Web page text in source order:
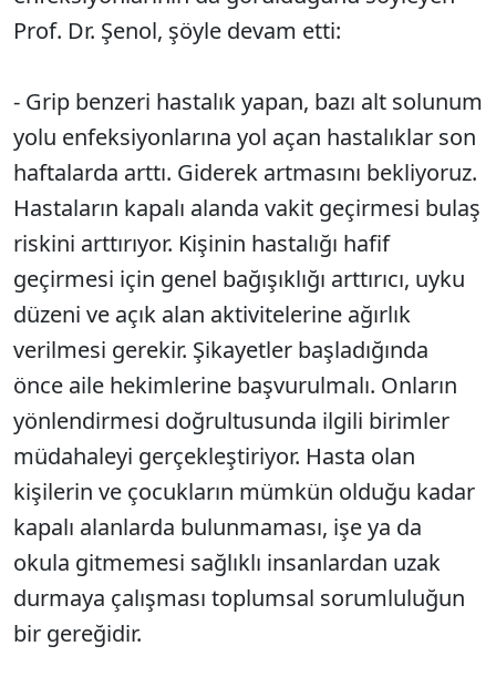
Prof. Dr. Şenol, şöyle devam etti:
- Grip benzeri hastalık yapan, bazı alt solunum
yolu enfeksiyonlarına yol açan hastalıklar son
haftalarda arttı. Giderek artmasını bekliyoruz.
Hastaların kapalı alanda vakit geçirmesi bulaş
riskini arttırıyor. Kişinin hastalığı hafif
geçirmesi için genel bağışıklığı arttırıcı, uyku
düzeni ve açık alan aktivitelerine ağırlık
verilmesi gerekir. Şikayetler başladığında
önce aile hekimlerine başvurulmalı. Onların
yönlendirmesi doğrultusunda ilgili birimler
müdahaleyi gerçekleştiriyor. Hasta olan
kişilerin ve çocukların mümkün olduğu kadar
kapalı alanlarda bulunmaması, işe ya da
okula gitmemesi sağlıklı insanlardan uzak
durmaya çalışması toplumsal sorumluluğun
bir gereğidir.